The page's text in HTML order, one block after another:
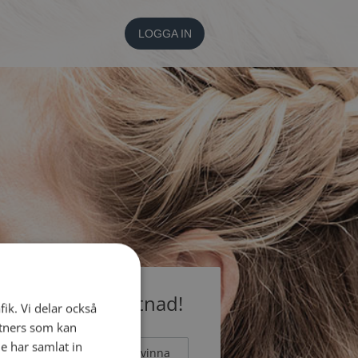
LOGGA IN
utan kostnad!
Man Kvinna
Vi delar också
som kan
har samlat in